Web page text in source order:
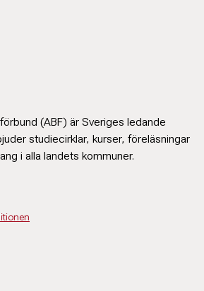
(ABF) är Sveriges ledande
studiecirklar, kurser, föreläsningar
i alla landets kommuner.